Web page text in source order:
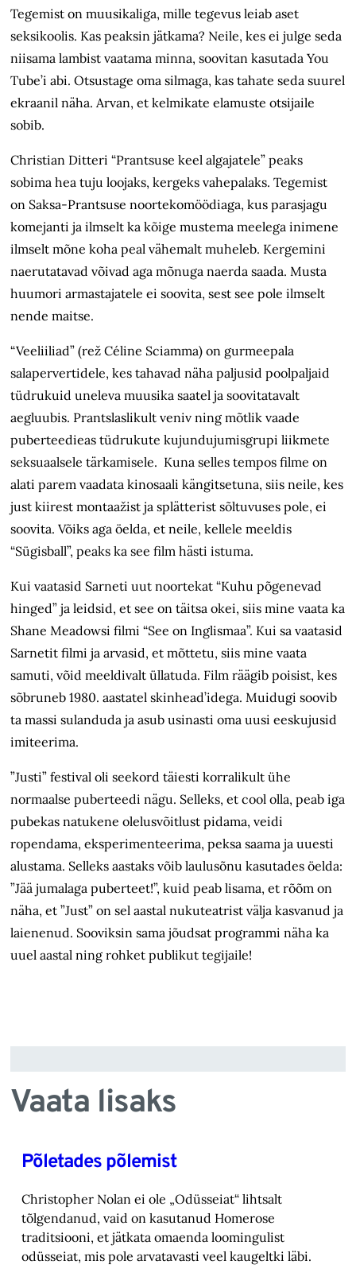
Tegemist on muusikaliga, mille tegevus leiab aset
seksikoolis. Kas peaksin jätkama? Neile, kes ei julge seda
niisama lambist vaatama minna, soovitan kasutada You
Tube’i abi. Otsustage oma silmaga, kas tahate seda suurel
ekraanil näha. Arvan, et kelmikate elamuste otsijaile
sobib.
Christian Ditteri “Prantsuse keel algajatele” peaks
sobima hea tuju loojaks, kergeks vahepalaks. Tegemist
on Saksa-Prantsuse noortekomöödiaga, kus parasjagu
komejanti ja ilmselt ka kõige mustema meelega inimene
ilmselt mõne koha peal vähemalt muheleb. Kergemini
naerutatavad võivad aga mõnuga naerda saada. Musta
huumori armastajatele ei soovita, sest see pole ilmselt
nende maitse.
“Veeliiliad” (rež Céline Sciamma) on gurmeepala
salapervertidele, kes tahavad näha paljusid poolpaljaid
tüdrukuid uneleva muusika saatel ja soovitatavalt
aegluubis. Prantslaslikult veniv ning mõtlik vaade
puberteedieas tüdrukute kujundujumisgrupi liikmete
seksuaalsele tärkamisele. Kuna selles tempos filme on
alati parem vaadata kinosaali kängitsetuna, siis neile, kes
just kiirest montaažist ja splätterist sõltuvuses pole, ei
soovita. Võiks aga öelda, et neile, kellele meeldis
“Sügisball”, peaks ka see film hästi istuma.
Kui vaatasid Sarneti uut noortekat “Kuhu põgenevad
hinged” ja leidsid, et see on täitsa okei, siis mine vaata ka
Shane Meadowsi filmi “See on Inglismaa”. Kui sa vaatasid
Sarnetit filmi ja arvasid, et mõttetu, siis mine vaata
samuti, võid meeldivalt üllatuda. Film räägib poisist, kes
sõbruneb 1980. aastatel skinhead’idega. Muidugi soovib
ta massi sulanduda ja asub usinasti oma uusi eeskujusid
imiteerima.
”Justi” festival oli seekord täiesti korralikult ühe
normaalse puberteedi nägu. Selleks, et cool olla, peab iga
pubekas natukene olelusvõitlust pidama, veidi
ropendama, eksperimenteerima, peksa saama ja uuesti
alustama. Selleks aastaks võib laulusõnu kasutades öelda:
”Jää jumalaga puberteet!”, kuid peab lisama, et rõõm on
näha, et ”Just” on sel aastal nukuteatrist välja kasvanud ja
laienenud. Sooviksin sama jõudsat programmi näha ka
uuel aastal ning rohket publikut tegijaile!
Vaata lisaks
Põletades põlemist
Christopher Nolan ei ole „Odüsseiat“ lihtsalt
tõlgendanud, vaid on kasutanud Homerose
tra‎ditsiooni, et jätkata omaenda loomingulist
odüsseiat, mis pole arvatavasti veel kaugeltki läbi.‎